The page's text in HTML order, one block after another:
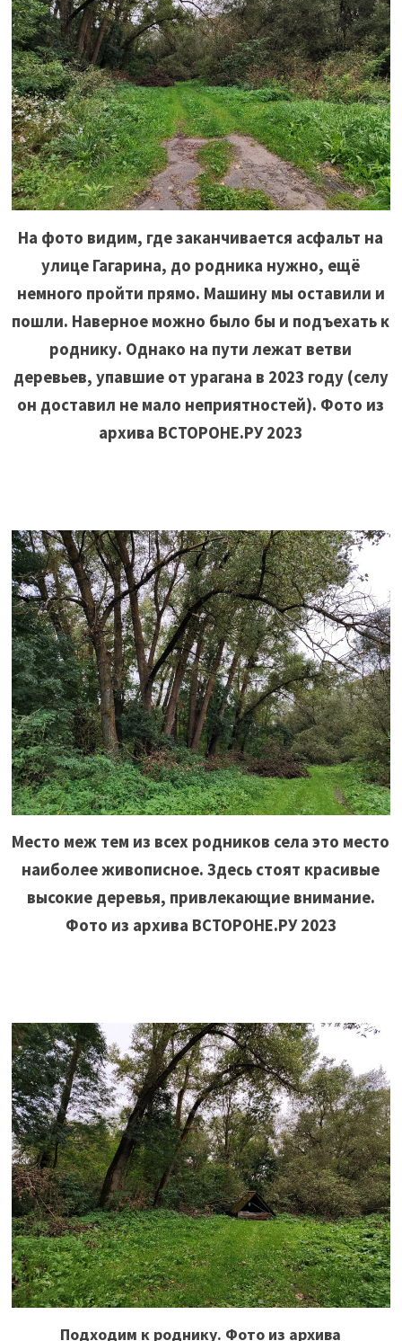
На фото видим, где заканчивается асфальт на
улице Гагарина, до родника нужно, ещё
немного пройти прямо. Машину мы оставили и
пошли. Наверное можно было бы и подъехать к
роднику. Однако на пути лежат ветви
деревьев, упавшие от урагана в 2023 году (селу
он доставил не мало неприятностей). Фото из
архива ВСТОРОНЕ.РУ 2023
Место меж тем из всех родников села это место
наиболее живописное. Здесь стоят красивые
высокие деревья, привлекающие внимание.
Фото из архива ВСТОРОНЕ.РУ 2023
Подходим к роднику. Фото из архива